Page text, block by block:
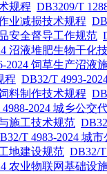
规程 DB3209/T
业减损技术规程
安全督导工作规范
沼液堆肥生物干化
2024 饲草生产沼液
程 DB32/T 4993-
料制作技术规程
4988-2024 城乡公交
施工技术规范
T 4983-2024 城
地建设规范 DB32/
农业物联网基础设